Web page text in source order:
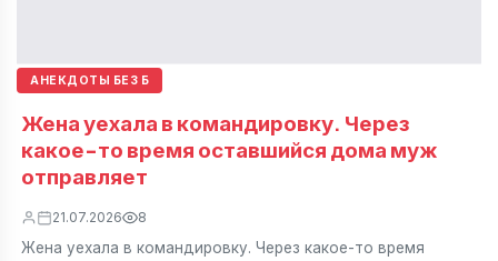
АНЕКДОТЫ БЕЗ Б
Жена уехала в командировку. Через
какое-то время оставшийся дома муж
отправляет
21.07.2026 8
Жена уехала в командировку. Через какое-то время